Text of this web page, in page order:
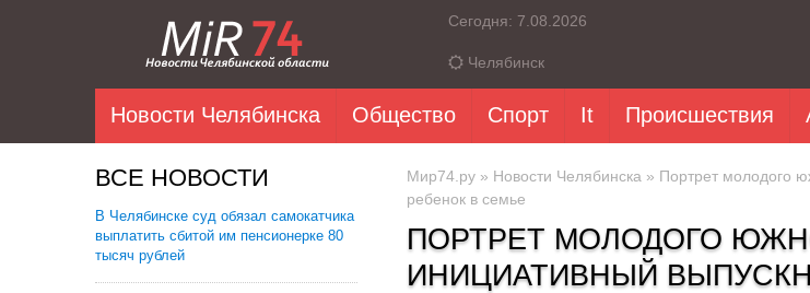
Сегодня: 7.08.2026
Челябинск
Новости Челябинска Общество Спорт It Происшествия
ВСЕ НОВОСТИ
В Челябинске суд обязал самокатчика
выплатить сбитой им пенсионерке 80
тысяч рублей
Мир74.ру » Новости Челябинска » Портрет молодого
ребенок в семье
ПОРТРЕТ МОЛОДОГО
ИНИЦИАТИВНЫЙ